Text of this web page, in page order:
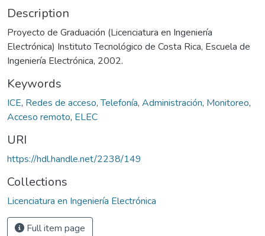
Description
Proyecto de Graduación (Licenciatura en Ingeniería
Electrónica) Instituto Tecnológico de Costa Rica, Escuela de
Ingeniería Electrónica, 2002.
Keywords
ICE, Redes de acceso,Telefonía, Administración, Monitoreo,
Acceso remoto, ELEC
URI
https://hdl.handle.net/2238/149
Collections
Licenciatura en Ingeniería Electrónica
Full item page